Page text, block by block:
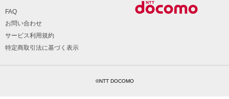
FAQ
お問い合わせ
サービス利用規約
特定商取引法に基づく表示
©NTT DOCOMO